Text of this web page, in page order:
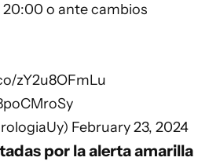
20:00 o ante cambios
zY2u8OFmLu
February 23, 2024
por la alerta amarilla